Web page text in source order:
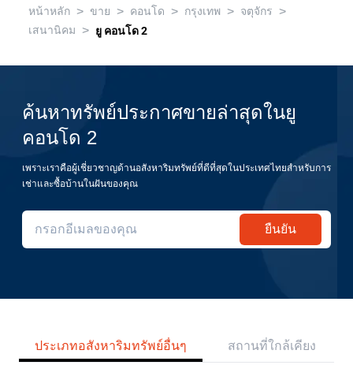
หน้าหลัก > ขาย > คอนโด > กรุงเทพ > จตุจักร >
เสนานิคม > ยู คอนโด 2
ค้นหาทรัพย์ประกาศขายล่าสุดในยู
คอนโด 2
เพราะเราคือผู้เชี่ยวชาญด้านอสังหาริมทรัพย์ที่ดีที่สุดในประเทศไทยสำหรับการ
เช่าและซื้อบ้านในฝันของคุณ
ยืนยัน
ประเภทอสังหาริมทรัพย์อื่นๆ สถานที่ใกล้เคียง